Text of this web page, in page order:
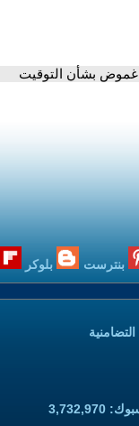
غموض بشأن التوقيت
بنترست بلوكر